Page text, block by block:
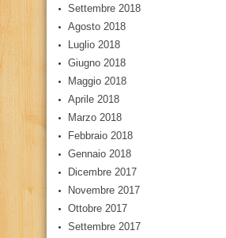
Settembre 2018
Agosto 2018
Luglio 2018
Giugno 2018
Maggio 2018
Aprile 2018
Marzo 2018
Febbraio 2018
Gennaio 2018
Dicembre 2017
Novembre 2017
Ottobre 2017
Settembre 2017